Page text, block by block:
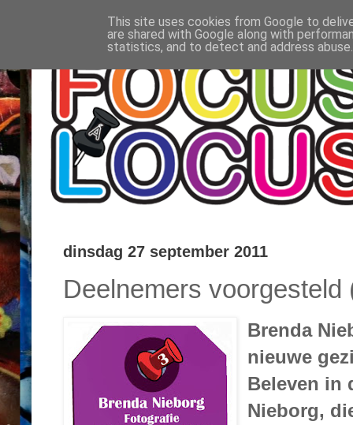
dinsdag 27 september 2011
Deelnemers
Brenda
nieuwe
Beleven in
Nieborg,
This site uses cookies from Google to
are shared with Google along with
statistics, and to detect and address abuse.